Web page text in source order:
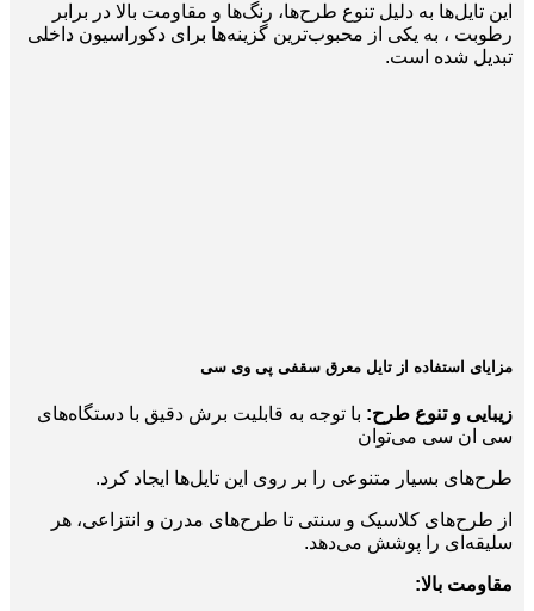
این تایل‌ها به دلیل تنوع طرح‌ها، رنگ‌ها و مقاومت بالا در برابر
رطوبت ، به یکی از محبوب‌ترین گزینه‌ها برای دکوراسیون داخلی
تبدیل شده‌ است.
مزایای استفاده از تایل معرق سقفی پی وی سی
زیبایی و تنوع طرح: با توجه به قابلیت برش دقیق با دستگاه‌های
سی ان سی می‌توان
طرح‌های بسیار متنوعی را بر روی این تایل‌ها ایجاد کرد.
از طرح‌های کلاسیک و سنتی تا طرح‌های مدرن و انتزاعی، هر
سلیقه‌ای را پوشش می‌دهد.
مقاومت بالا: